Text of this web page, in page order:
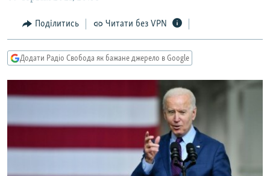
навігації
Перейти
до
пошуку
ЕКОНОМІКА
СУСПІЛЬСТВО
РОСІЙСЬКА «ФІЛЬТРАЦІЯ»
ДОНБАС.РЕАЛІЇ
ТИ ЯК?
ФОТО
Поділитись Читати без VPN
Додати Радіо Свобода як бажане джерело в Google